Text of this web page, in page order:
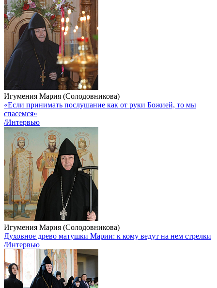
Игумения Мария (Солодовникова)
«Если принимать послушание как от руки Божией, то мы
спасемся»
/Интервью
Игумения Мария (Солодовникова)
Духовное древо матушки Марии: к кому ведут на нем стрелки
/Интервью